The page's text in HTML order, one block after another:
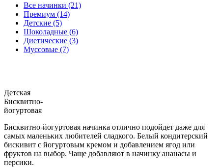
Все начинки (21)
Премиум (14)
Детские (5)
Шоколадные (6)
Диетические (3)
Муссовые (7)
Детская
Бисквитно-
йогуртовая
Бисквитно-йогуртовая начинка отлично подойдет даже для
самых маленьких любителей сладкого. Белый кондитерский
бискивит с йогуртовым кремом и добавлением ягод или
фруктов на выбор. Чаще добавляют в начинку ананасы и
персики.